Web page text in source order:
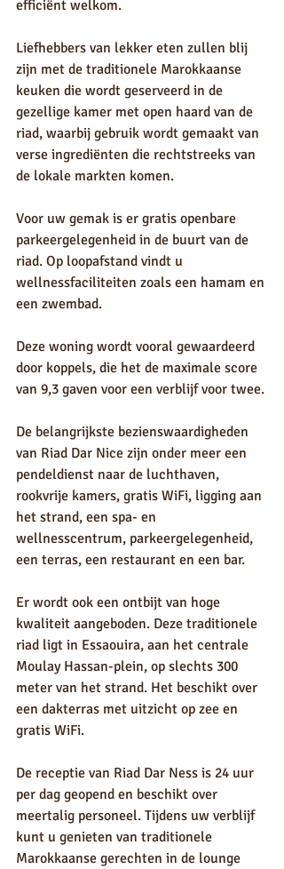
efficiënt welkom.
Liefhebbers van lekker eten zullen blij
zijn met de traditionele Marokkaanse
keuken die wordt geserveerd in de
gezellige kamer met open haard van de
riad, waarbij gebruik wordt gemaakt van
verse ingrediënten die rechtstreeks van
de lokale markten komen.
Voor uw gemak is er gratis openbare
parkeergelegenheid in de buurt van de
riad. Op loopafstand vindt u
wellnessfaciliteiten zoals een hamam en
een zwembad.
Deze woning wordt vooral gewaardeerd
door koppels, die het de maximale score
van 9,3 gaven voor een verblijf voor twee.
De belangrijkste bezienswaardigheden
van Riad Dar Nice zijn onder meer een
pendeldienst naar de luchthaven,
rookvrije kamers, gratis WiFi, ligging aan
het strand, een spa- en
wellnesscentrum, parkeergelegenheid,
een terras, een restaurant en een bar.
Er wordt ook een ontbijt van hoge
kwaliteit aangeboden. Deze traditionele
riad ligt in Essaouira, aan het centrale
Moulay Hassan-plein, op slechts 300
meter van het strand. Het beschikt over
een dakterras met uitzicht op zee en
gratis WiFi.
De receptie van Riad Dar Ness is 24 uur
per dag geopend en beschikt over
meertalig personeel. Tijdens uw verblijf
kunt u genieten van traditionele
Marokkaanse gerechten in de lounge